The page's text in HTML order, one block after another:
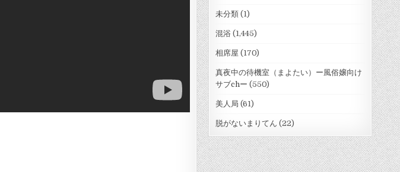
未分類(1)
混浴(1,445)
相席屋 (170)
真夜中の待機室（まよたい）ー風俗嬢向け
サブchー (550)
美人局 (61)
脱がないまりてん (22)